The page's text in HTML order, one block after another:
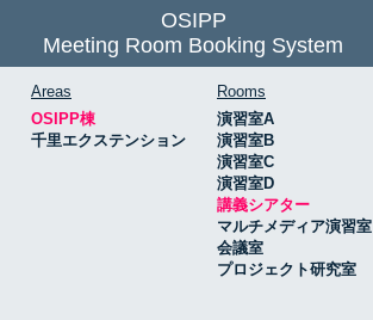
OSIPP
Meeting Room Booking System
Areas
OSIPP棟
千里エクステンション
Rooms
演習室A
演習室B
演習室C
演習室D
講義シアター
マルチメディア演習室
会議室
プロジェクト研究室